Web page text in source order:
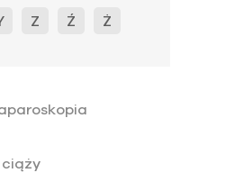
Z Ź Ż
ciąży